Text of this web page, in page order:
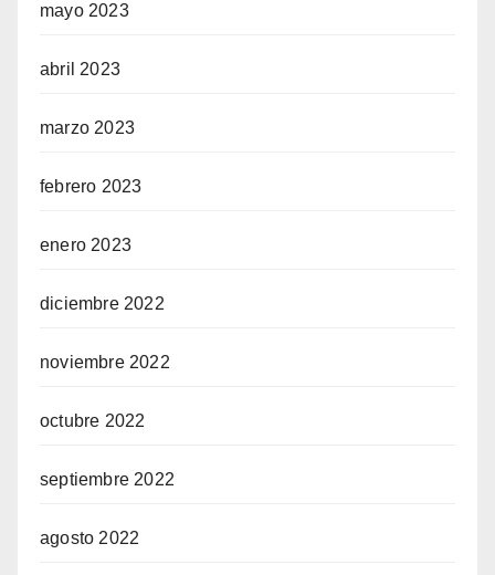
mayo 2023
abril 2023
marzo 2023
febrero 2023
enero 2023
diciembre 2022
noviembre 2022
octubre 2022
septiembre 2022
agosto 2022